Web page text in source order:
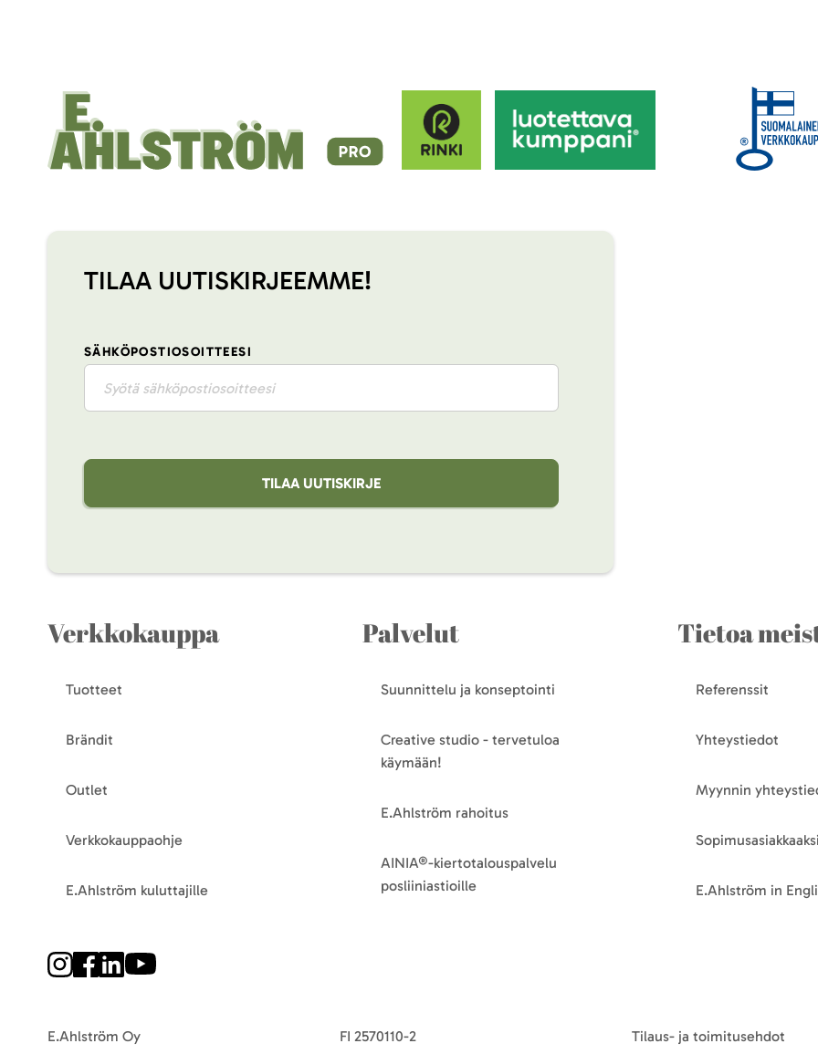
TILAA UUTISKIRJEEMME!
SÄHKÖPOSTIOSOITTEESI
TILAA UUTISKIRJE
Verkkokauppa
Tuotteet
Brändit
Outlet
Verkkokauppaohje
E.Ahlström kuluttajille
Palvelut
Suunnittelu ja konseptointi
Creative studio - tervetuloa
käymään!
E.Ahlström rahoitus
AINIA®-kiertotalouspalvelu
posliiniastioille
Tietoa
Referenssit
Yhteystiedot
Myynnin
E.Ahlström in
E.Ahlström Oy FI 2570110-2 Tilaus- ja toimitusehdot